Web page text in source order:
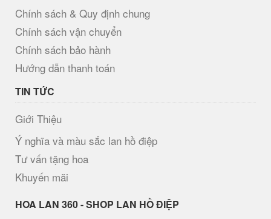
Chính sách & Quy định chung
Chính sách vận chuyển
Chính sách bảo hành
Hướng dẫn thanh toán
TIN TỨC
Giới Thiệu
Ý nghĩa và màu sắc lan hồ điệp
Tư vấn tặng hoa
Khuyến mãi
H​OA LAN 360 - SHOP LAN HỒ ĐIỆP